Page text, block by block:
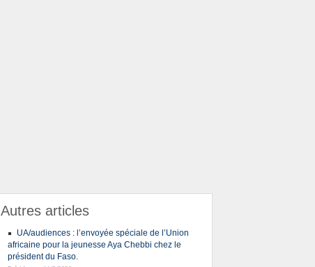
Autres articles
UA/audiences : l’envoyée spéciale de l’Union
africaine pour la jeunesse Aya Chebbi chez le
président du Faso.